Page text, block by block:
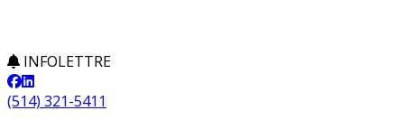
INFOLETTRE
(514) 321-5411